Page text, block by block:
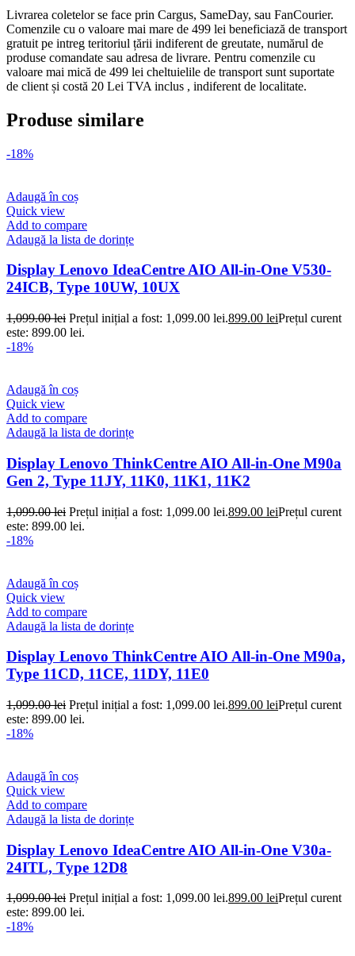
Livrarea coletelor se face prin Cargus, SameDay, sau FanCourier.
Comenzile cu o valoare mai mare de 499 lei beneficiază de transport
gratuit pe intreg teritoriul țării indiferent de greutate, numărul de
produse comandate sau adresa de livrare. Pentru comenzile cu
valoare mai mică de 499 lei cheltuielile de transport sunt suportate
de client și costă 20 Lei TVA inclus , indiferent de localitate.
Produse similare
-18%
Adaugă în coș
Quick view
Add to compare
Adaugă la lista de dorințe
Display Lenovo IdeaCentre AIO All-in-One V530-
24ICB, Type 10UW, 10UX
1,099.00lei Prețul inițial a fost: 1,099.00 lei.899.00 leiPrețul curent
este: 899.00 lei.
-18%
Adaugă în coș
Quick view
Add to compare
Adaugă la lista de dorințe
Display Lenovo ThinkCentre AIO All-in-One M90a
Gen 2, Type 11JY, 11K0, 11K1, 11K2
1,099.00lei Prețul inițial a fost: 1,099.00 lei.899.00 leiPrețul curent
este: 899.00 lei.
-18%
Adaugă în coș
Quick view
Add to compare
Adaugă la lista de dorințe
Display Lenovo ThinkCentre AIO All-in-One M90a,
Type 11CD, 11CE, 11DY, 11E0
1,099.00lei Prețul inițial a fost: 1,099.00 lei.899.00 leiPrețul curent
este: 899.00 lei.
-18%
Adaugă în coș
Quick view
Add to compare
Adaugă la lista de dorințe
Display Lenovo IdeaCentre AIO All-in-One V30a-
24ITL, Type 12D8
1,099.00lei Prețul inițial a fost: 1,099.00 lei.899.00 leiPrețul curent
este: 899.00 lei.
-18%